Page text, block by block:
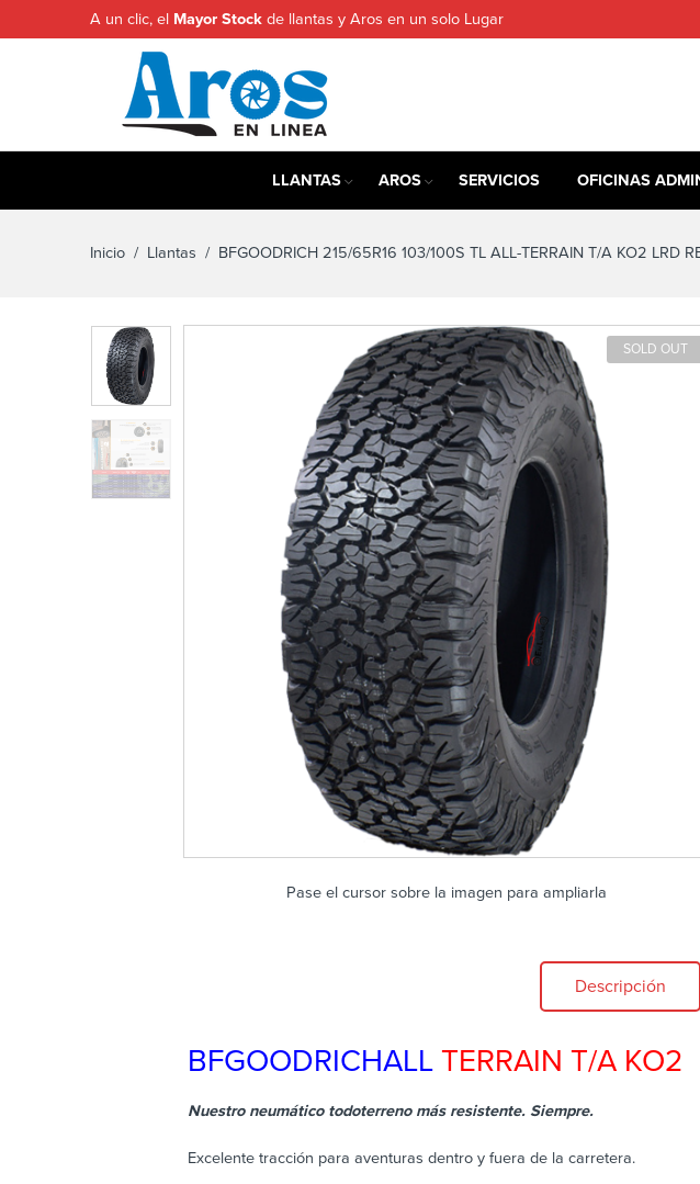
A un clic, el Mayor Stock de llantas y Aros en un solo Lugar
LLANTAS AROS SERVICIOS OFICINAS
Inicio / Llantas / BFGOODRICH 215/65R16 103/100S TL ALL-TERRAIN T/A KO2 LRD
SOLD OUT
Pase el cursor sobre la imagen para ampliarla
Descripción
BFGOODRICHALL TERRAIN T/A KO2
Nuestro neumático todoterreno más resistente. Siempre.​​​​​​
Excelente tracción para aventuras dentro y fuera de la carretera.